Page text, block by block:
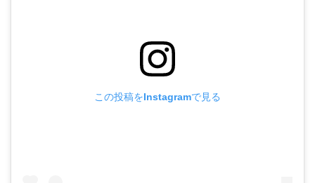
この投稿をInstagramで見る